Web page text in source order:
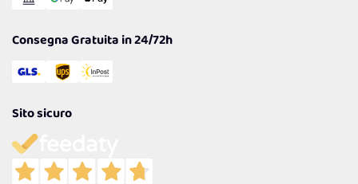
Consegna Gratuita in 24/72h
Sito sicuro